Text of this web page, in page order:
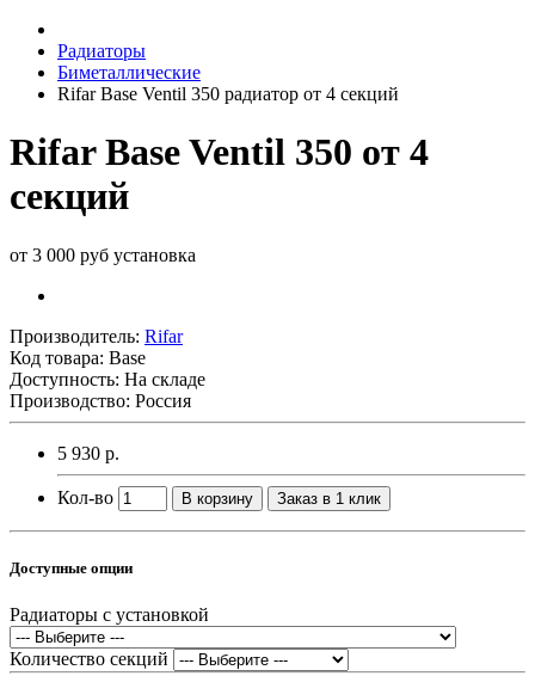
Радиаторы
Биметаллические
Rifar Base Ventil 350 радиатор от 4 секций
Rifar Base Ventil 350 от 4
секций
от 3 000 руб установка
Производитель: Rifar
Код товара: Base
Доступность: На складе
Производство: Россия
5 930 р.
Кол-во В корзину Заказ в 1 клик
Доступные опции
Радиаторы с установкой
Количество секций